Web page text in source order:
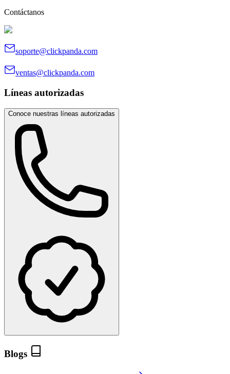
Contáctanos
soporte@clickpanda.com
ventas@clickpanda.com
Líneas autorizadas
Conoce nuestras líneas autorizadas
Blogs